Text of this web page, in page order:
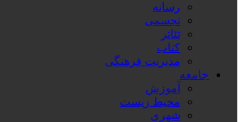
رسانه
تجسمی
تئاتر
کتاب
مدیریت فرهنگی
جامعه
آموزش
محیط زیست
شهری